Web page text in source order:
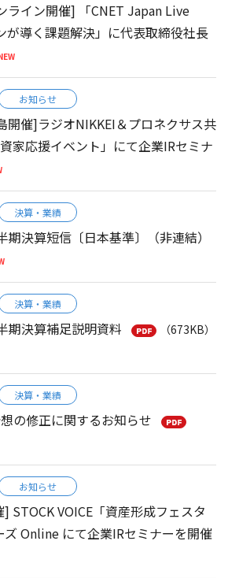
ライン開催] 「CNET Japan Live
が導く課題解決」に代表取締役社長
お知らせ
開催]ラジオNIKKEI＆プロネクサス共
家応援イベント」にて企業IRセミナ
決算・業績
決算短信〔日本基準〕（非連結）
決算・業績
期決算補足説明資料 （673KB）
決算・業績
の修正に関するお知らせ
お知らせ
STOCK VOICE「資産形成フェスタ
Online にて企業IRセミナーを開催